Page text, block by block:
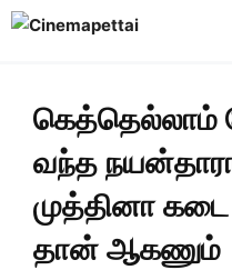
Skip
கெத்தெல்லாம்
வந்த
முத்தினா கடை
தான் ஆகணும்